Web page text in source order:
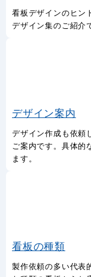
看板デザインのヒン
デザイン集のご紹介
デザイン案内
デザイン作成も依頼
ご案内です。具体的
ます。
看板の種類
製作依頼の多い代表